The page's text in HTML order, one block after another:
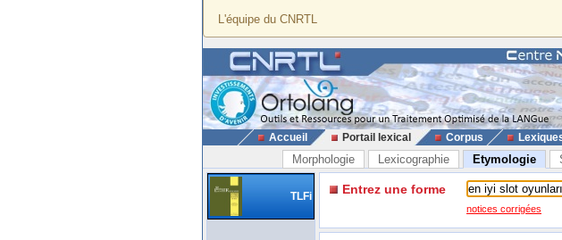
L'équipe du CNRTL
Accueil Portail lexical Corpus
Morphologie Lexicographie Etymologie
TLFi Entrez une forme
notices corrigées